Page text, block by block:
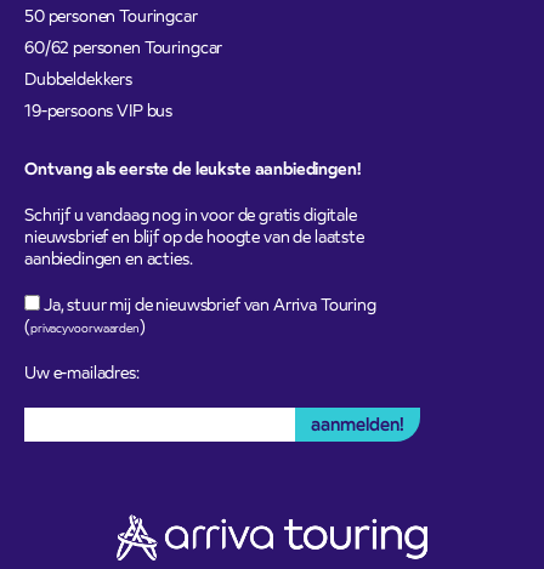
50 personen Touringcar
60/62 personen Touringcar
Dubbeldekkers
19-persoons VIP bus
Ontvang als eerste de leukste aanbiedingen!
Schrijf u vandaag nog in voor de gratis digitale
nieuwsbrief en blijf op de hoogte van de laatste
aanbiedingen en acties.
Ja, stuur mij de nieuwsbrief van Arriva Touring
(privacyvoorwaarden)
Uw e-mailadres: